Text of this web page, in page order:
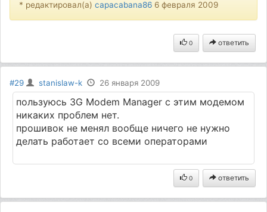
* редактировал(а)capacabana86 6 февраля 2009
0 ответить
#29 stanislaw-k 26 января 2009
пользуюсь 3G Modem Manager с этим модемом
никаких проблем нет.
прошивок не менял вообще ничего не нужно
делать работает со всеми операторами
0 ответить